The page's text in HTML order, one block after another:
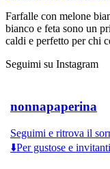
Farfalle con melone
bianco e feta sono un
caldi e perfetto per chi
Seguimi su Instagram
nonnapaperina
Seguimi e ritrova il
⬇️Per gustose e